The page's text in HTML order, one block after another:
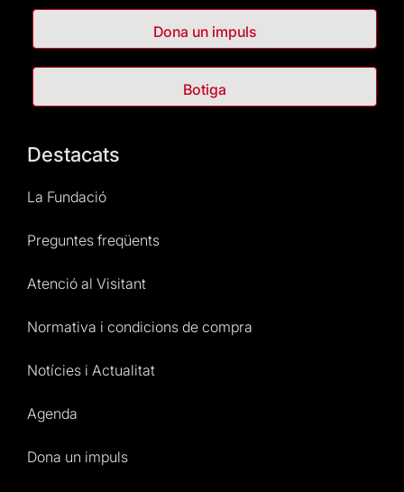
Dona un impuls
Botiga
Destacats
La Fundació
Preguntes freqüents
Atenció al Visitant
Normativa i condicions de compra
Notícies i Actualitat
Agenda
Dona un impuls